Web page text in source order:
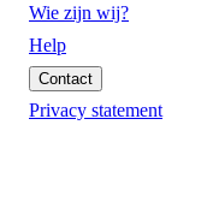
Wie zijn wij?
Help
Contact
Privacy statement